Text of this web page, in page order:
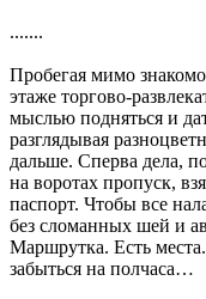
.......
Пробегая мимо
этаже торгово-
мыслью подняться и
разглядывая
дальше. Сперва дела,
на воротах пропуск,
паспорт. Чтобы все
без сломанных шей и
Маршрутка. Есть
забыться на полчаса…